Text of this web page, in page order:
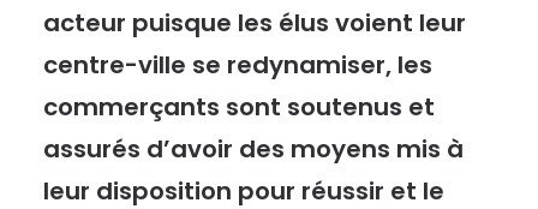
acteur puisque les élus voient leur
centre-ville se redynamiser, les
commerçants sont soutenus et
assurés d’avoir des moyens mis à
leur disposition pour réussir et le